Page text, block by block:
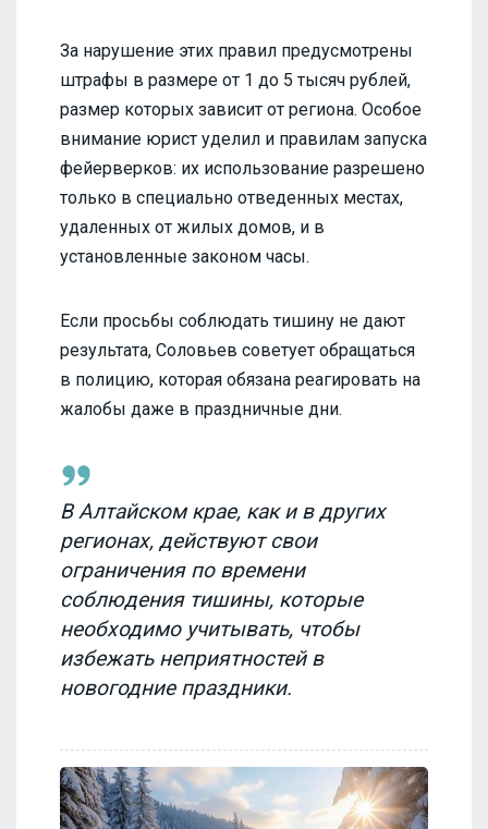
За нарушение этих правил предусмотрены
штрафы в размере от 1 до 5 тысяч рублей,
размер которых зависит от региона. Особое
внимание юрист уделил и правилам запуска
фейерверков: их использование разрешено
только в специально отведенных местах,
удаленных от жилых домов, и в
установленные законом часы.
Если просьбы соблюдать тишину не дают
результата, Соловьев советует обращаться
в полицию, которая обязана реагировать на
жалобы даже в праздничные дни.
В Алтайском крае, как и в других
регионах, действуют свои
ограничения по времени
соблюдения тишины, которые
необходимо учитывать, чтобы
избежать неприятностей в
новогодние праздники.